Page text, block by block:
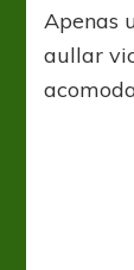
Apenas
aullar